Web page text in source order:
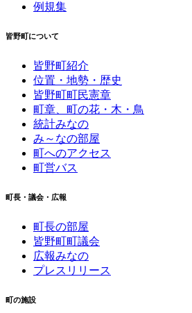
例規集
皆野町について
皆野町紹介
位置・地勢・歴史
皆野町町民憲章
町章、町の花・木・鳥
統計みなの
み～なの部屋
町へのアクセス
町営バス
町長・議会・広報
町長の部屋
皆野町町議会
広報みなの
プレスリリース
町の施設